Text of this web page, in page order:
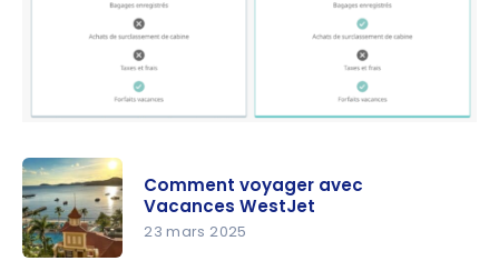
Comment voyager avec
Vacances WestJet
23 mars 2025